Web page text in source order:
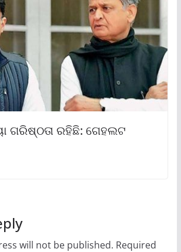
ଗରିଷ୍ଠତା ରହିଛି: ଗେହଲଟ
will not be published. Required